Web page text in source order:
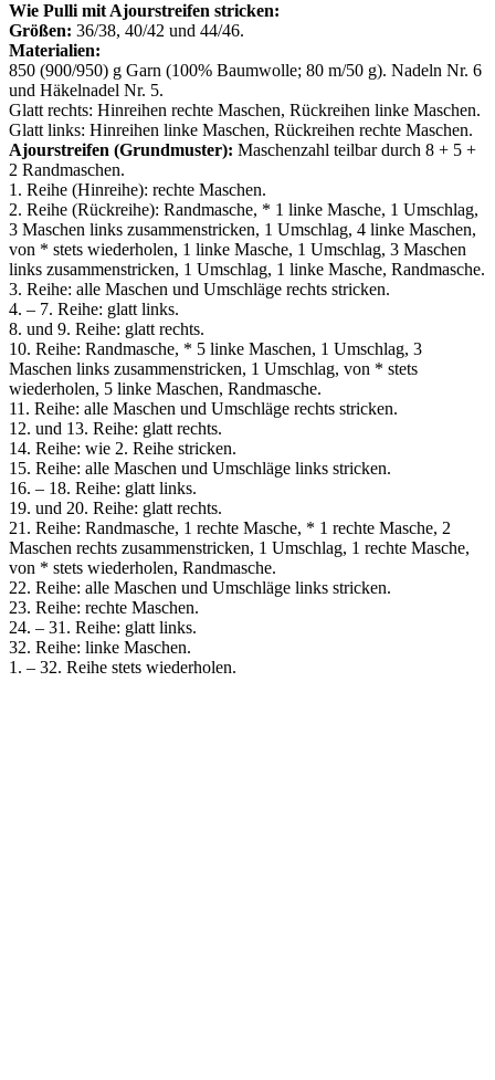
Wie Pulli mit Ajourstreifen stricken:
Größen: 36/38, 40/42 und 44/46.
Materialien:
850 (900/950) g Garn (100% Baumwolle; 80 m/50 g). Nadeln Nr. 6
und Häkelnadel Nr. 5.
Glatt rechts: Hinreihen rechte Maschen, Rückreihen linke Maschen.
Glatt links: Hinreihen linke Maschen, Rückreihen rechte Maschen.
Ajourstreifen (Grundmuster): Maschenzahl teilbar durch 8 + 5 +
2 Randmaschen.
1. Reihe (Hinreihe): rechte Maschen.
2. Reihe (Rückreihe): Randmasche, * 1 linke Masche, 1 Umschlag,
3 Maschen links zusammenstricken, 1 Umschlag, 4 linke Maschen,
von * stets wiederholen, 1 linke Masche, 1 Umschlag, 3 Maschen
links zusammenstricken, 1 Umschlag, 1 linke Masche, Randmasche.
3. Reihe: alle Maschen und Umschläge rechts stricken.
4. – 7. Reihe: glatt links.
8. und 9. Reihe: glatt rechts.
10. Reihe: Randmasche, * 5 linke Maschen, 1 Umschlag, 3
Maschen links zusammenstricken, 1 Umschlag, von * stets
wiederholen, 5 linke Maschen, Randmasche.
11. Reihe: alle Maschen und Umschläge rechts stricken.
12. und 13. Reihe: glatt rechts.
14. Reihe: wie 2. Reihe stricken.
15. Reihe: alle Maschen und Umschläge links stricken.
16. – 18. Reihe: glatt links.
19. und 20. Reihe: glatt rechts.
21. Reihe: Randmasche, 1 rechte Masche, * 1 rechte Masche, 2
Maschen rechts zusammenstricken, 1 Umschlag, 1 rechte Masche,
von * stets wiederholen, Randmasche.
22. Reihe: alle Maschen und Umschläge links stricken.
23. Reihe: rechte Maschen.
24. – 31. Reihe: glatt links.
32. Reihe: linke Maschen.
1. – 32. Reihe stets wiederholen.